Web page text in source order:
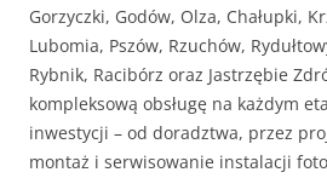
Gorzyczki, Godów, Olza, Chałupki,
Lubomia, Pszów, Rzuchów,
Rybnik, Racibórz oraz Jastrzębie
kompleksową obsługę na każdym
inwestycji – od doradztwa, przez
montaż i serwisowanie instalacji